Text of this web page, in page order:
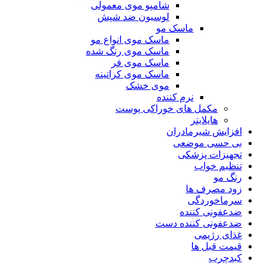
شامپو موی معمولی
لوسیون ضد شپش
ماسک مو
ماسک موی انواع مو
ماسک موی رنگ شده
ماسک موی فر
ماسک موی کراتینه
موی خشک
نرم کننده
مکمل های خوراکی پوست
هایلایتر
افزایش شیرمادران
بی حسی موضعی
تجهیزات پزشکی
تنظیم خواب
رنگ مو
زود مصرف ها
سرماخوردگی
ضدعفونی کننده
ضدعفونی کننده دست
غذای رژیمی
قیمت قبل ها
کبدچرب